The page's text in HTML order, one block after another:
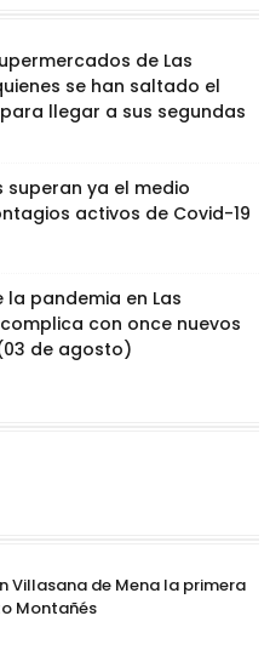
de Las
se han saltado el
llegar a sus segundas
superan ya el medio
activos de Covid-19
la pandemia en Las
con once nuevos
de agosto)
Villasana de Mena la primera
Montañés